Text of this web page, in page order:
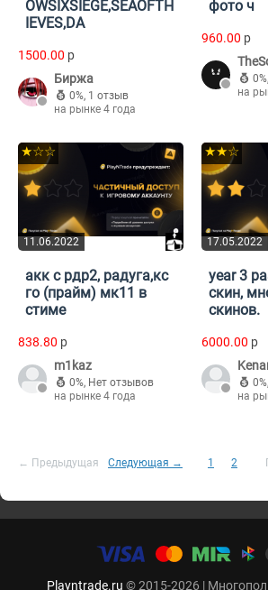
OWSIXSIEGE,SEAOFTH
IEVES,DA
1500.00 p
Биржа
0%, 1 отзыв
на рынке 4 года
фото ч
960.00 p
0%,
на
11.06.2022
★☆☆
акк с рдр2, радуга,кс
го (прайм) мк11 в
стиме
838.80 p
m1kaz
0%, Нет отзывов
на рынке 4 года
17.05.2022
★★☆
year 3
скин,
скинов.
6000.00 p
0%,
на
← Предыдущая Следующая → 1 2
Playntrade.ru © 2015-2026 |